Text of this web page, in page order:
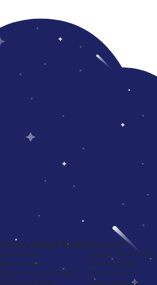
Sobre a Happy Books
Quem somos
Fale Conosco
Política de Privacidade
Política de Frete
Para você
Esqueci Minha senha
Editar endereço
Meu Carrinho
Meus Favoritos